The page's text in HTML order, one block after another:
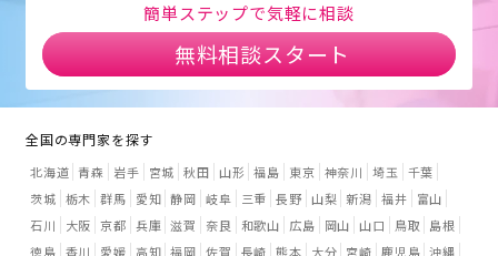
簡単ステップで気軽に相談
無料相談スタート
全国の専門家を探す
北海道 青森 岩手 宮城 秋田 山形 福島 東京 神奈川 埼玉 千葉
茨城 栃木 群馬 愛知 静岡 岐阜 三重 長野 山梨 新潟 福井
富山
石川
大阪 京都 兵庫 滋賀 奈良 和歌山 広島 岡山 山口 鳥取
島根
徳島 香川 愛媛 高知 福岡 佐賀 長崎 熊本 大分 宮崎 鹿児島 沖縄